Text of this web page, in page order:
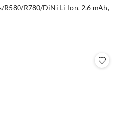
R580/R780/DiNi Li-Ion, 2.6 mAh,